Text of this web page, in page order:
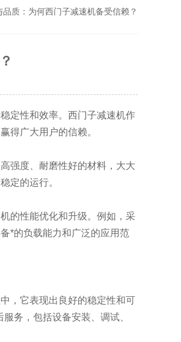
质：为何西门子减速机备受信赖？
定性和效率。西门子减速机作
得广大用户的信赖。
强度、耐磨性好的材料，大大
定的运行。
的性能优化和升级。例如，采
*的负载能力和广泛的应用范
，它表现出良好的稳定性和可
务，包括设备安装、调试、